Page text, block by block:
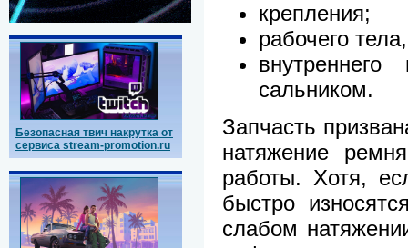
Безопасная твич накрутка от
сервиса stream-promotion.ru
крепления;
рабочего
сальником.
Запчасть
натяжение
работы. Хотя,
быстро
слабом